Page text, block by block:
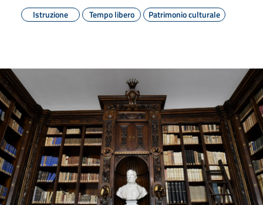
Istruzione
Tempo libero Patrimonio culturale